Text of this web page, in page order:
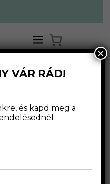
VÁR RÁD!
és kapd meg a
×